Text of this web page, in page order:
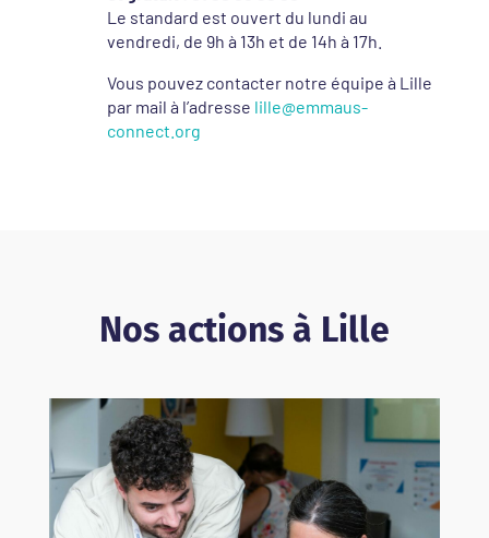
Le standard est ouvert du lundi au
vendredi, de 9h à 13h et de 14h à 17h.
Vous pouvez contacter notre équipe à Lille
par mail à l’adresse lille@emmaus-
connect.org
Nos actions à Lille